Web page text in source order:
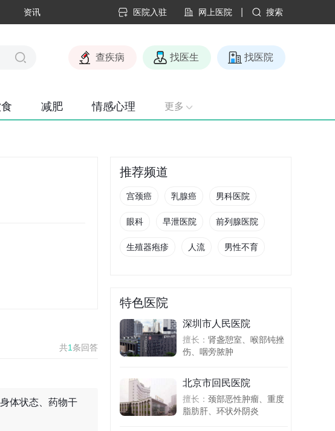
资讯 医院入驻 网上医院 搜索
查疾病 找医生 找医院
减肥 情感心理 更多
共1 条回答
体状态、药物干
推荐频道
宫颈癌 乳腺癌 男科医院
眼科 早泄医院 前列腺医院
生殖器疱疹 人流 男性不育
特色医院
深圳市人民医院
擅长： 肾盏憩室、喉部钝挫
伤、咽旁脓肿
北京市回民医院
擅长： 颈部恶性肿瘤、重度
脂肪肝、环状外阴炎